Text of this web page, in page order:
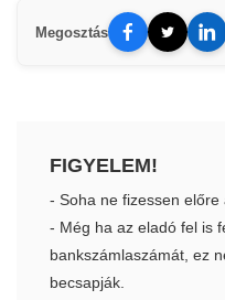
Megosztás
FIGYELEM!
- Soha ne fizessen előre
- Még ha az eladó fel is
bankszámlaszámát, ez
becsapják.